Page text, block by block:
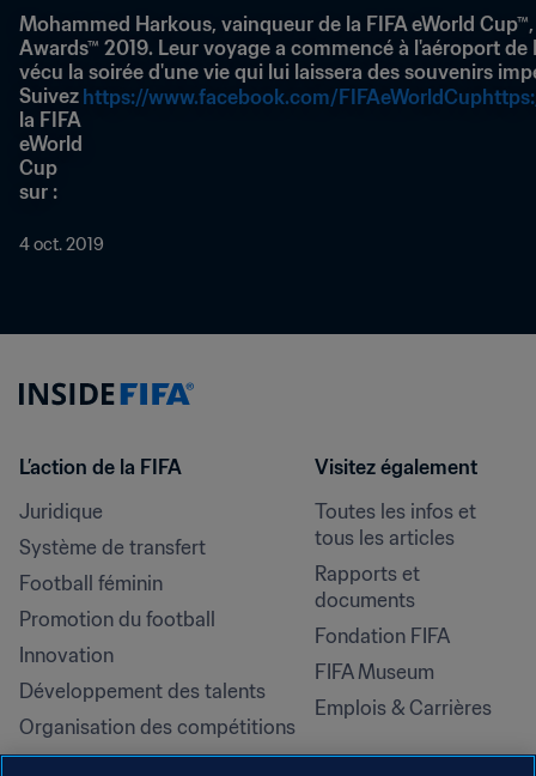
Mohammed Harkous, vainqueur de la FIFA eWorld
Awards™ 2019. Leur voyage a commencé à l'aéroport
vécu la soirée d'une vie qui lui laissera des souvenirs
Suivez
la FIFA
eWorld
Cup
sur :
https://www.facebook.com/FIFAeWorldCup
4 oct. 2019
L’action de la FIFA
Juridique
Système de transfert
Football féminin
Promotion du football
Innovation
Développement des talents
Organisation des compétitions
Développement durable
Visitez également
Toutes les infos et
tous les articles
Rapports et
documents
Fondation FIFA
FIFA Museum
Emplois & Carrières